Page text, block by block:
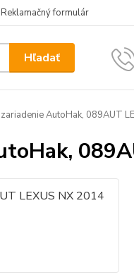
Reklamačný formulár
Hľadať
AutoHak, 089AUT